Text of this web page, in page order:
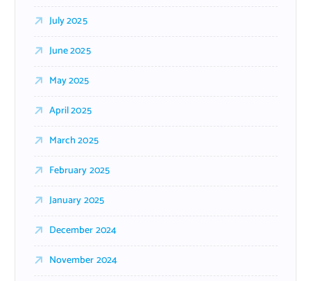
July 2025
June 2025
May 2025
April 2025
March 2025
February 2025
January 2025
December 2024
November 2024